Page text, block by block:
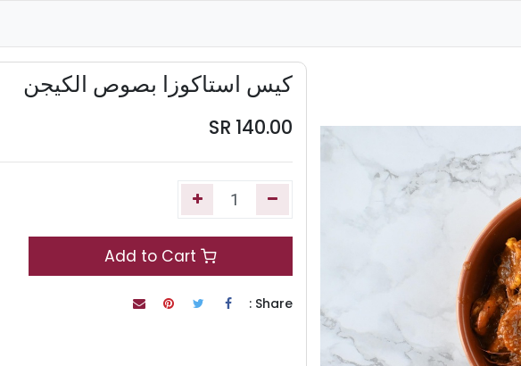
كيس استاكوزا بصوص الكيجن
140.00
Share :